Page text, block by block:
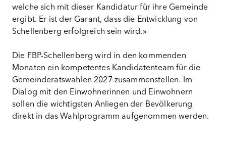
welche sich mit dieser Kandidatur für ihre Gemeinde
ergibt. Er ist der Garant, dass die Entwicklung von
Schellenberg erfolgreich sein wird.»
Die FBP-Schellenberg wird in den kommenden
Monaten ein kompetentes Kandidatenteam für die
Gemeinderatswahlen 2027 zusammenstellen. Im
Dialog mit den Einwohnerinnen und Einwohnern
sollen die wichtigsten Anliegen der Bevölkerung
direkt in das Wahlprogramm aufgenommen werden.